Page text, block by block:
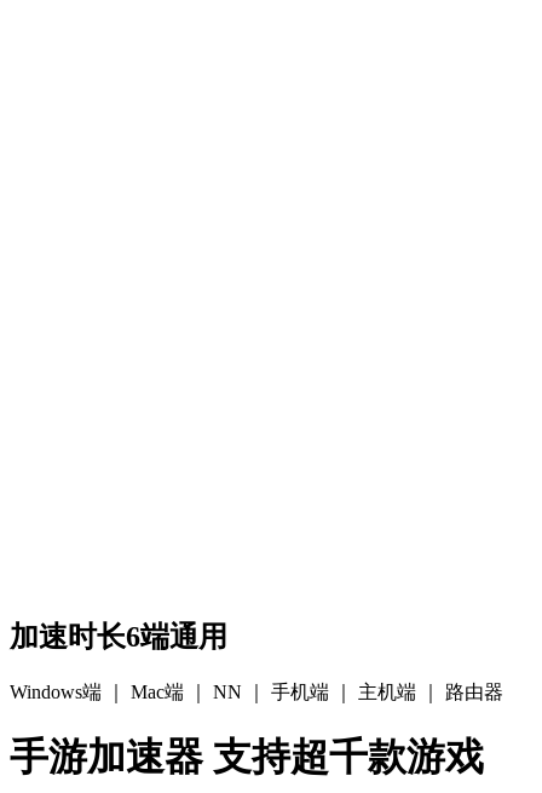
加速时长6端通用
Windows端 ｜ Mac端 ｜ NN ｜ 手机端 ｜ 主机端 ｜ 路由器
手游加速器 支持超千款游戏